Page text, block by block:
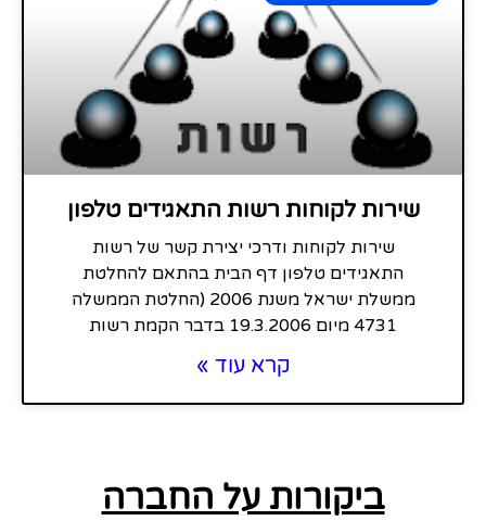
שירות לקוחות רשות התאגידים טלפון
שירות לקוחות ודרכי יצירת קשר של רשות
התאגידים טלפון דף הבית בהתאם להחלטת
ממשלת ישראל משנת 2006 (החלטת הממשלה
4731 מיום 19.3.2006 בדבר הקמת רשות
קרא עוד »
ביקורות על החברה